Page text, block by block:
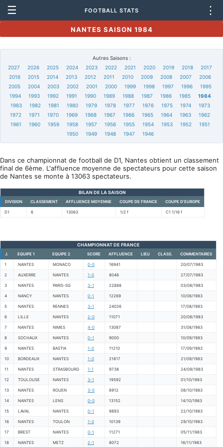
☰ FOOTBALL STATS ⋮
NANTES SAISON 1984
Autres Saisons :
2027
2026 2025 2024 2023 2022 2021 2020 2019 2018
2017
2016
2015 2014 2013 2012 2011 2010 2009 2008 2007
2006
2005
2004 2003 2002 2001 2000 1999 1998 1997 1996
1995
1994
1993 1992 1991 1990 1989 1988 1987 1986 1985
1984
1983
1982 1981 1980 1979 1978 1977 1976 1975 1974
1973
1972
1971 1970 1969 1968 1967 1966 1965 1964 1963
1962
1961
1960 1959 1958 1957 1956 1955 1954 1953 1952
1951
1950
1949 1948 1947 1946
Dans ce championnat de football de D1, Nantes obtient un classement
final de 6ème. L'affluence moyenne de spectateurs pour cette saison
de Nantes se monte à 13063 spectateurs.
BILAN DE LA SAISON
DIVISION CLASSEMENT AFFLUENCE MOYENNE COUPE DE FRANCE COUPE D'EUROPE
D1 6 13063 1/2 f C1 1/16 f
CHAMPIONNAT DE FRANCE
J. EQUIPE 1 EQUIPE 2 SCORE AFFLUENCE LIEU CLASS. COMMENTAIRES
1 NANTES MONACO 0-0 16941 20/07/1983
2 AUXERRE NANTES 1-0 8046 27/07/1983
3 NANTES PARIS-SG 3-1 22888 03/08/1983
4 NANCY NANTES 0-1 12269 10/08/1983
5 NANTES RENNES 3-1 24026 17/08/1983
6 LILLE NANTES 2-0 11071 20/08/1983
7 NANTES NIMES 4-0 13087 31/08/1983
8 SOCHAUX NANTES 0-1 9000 10/09/1983
9 NANTES BASTIA 1-0 11210 17/09/1983
10 BORDEAUX NANTES 1-0 21817 21/09/1983
11 NANTES STRASBOURG 1-1 9738 24/09/1983
12 TOULOUSE NANTES 3-1 19592 01/10/1983
13 NANTES ROUEN 3-0 8912 08/10/1983
14 NANTES LENS 0-0 13152 14/10/1983
15 LAVAL NANTES 0-1 9893 22/10/1983
16 NANTES TOULON 1-0 10139 29/10/1983
17 BREST NANTES 0-1 11271 05/11/1983
18 NANTES METZ 2-1 8072 16/11/1983